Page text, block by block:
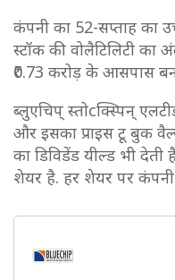
कंपनी का 52-सप्ताह का
स्टॉक की वोलैटिलिटी का
₹0.73 करोड़ के आसपास
ब्लुएचिप् स्तोcक्स्पिन्
और इसका प्राइस टू बुक
का डिविडेंड यील्ड भी देती
शेयर है. हर शेयर पर कंपनी